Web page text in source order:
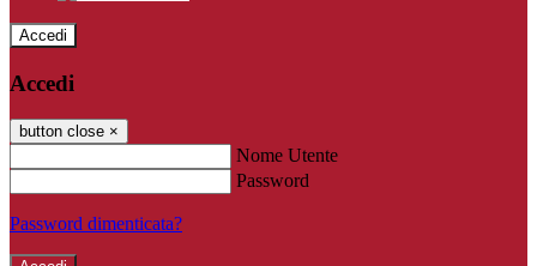
Accedi
Accedi
button close ×
Nome Utente
Password
Password dimenticata?